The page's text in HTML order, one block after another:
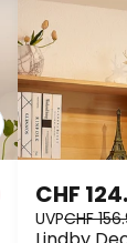
CHF
UVPCHF